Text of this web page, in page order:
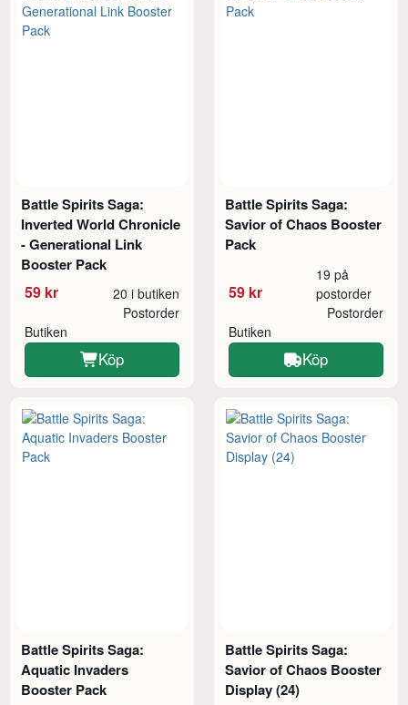
Battle Spirits Saga:
Inverted World Chronicle
- Generational Link
Booster Pack
59 kr 20 i butiken
Butiken
Postorder
Köp
Battle Spirits Saga:
Savior of Chaos Booster
Pack
59 kr
19 på
postorder
Butiken
Postorder
Köp
Battle Spirits Saga:
Aquatic Invaders
Booster Pack
Battle Spirits Saga:
Savior of Chaos Booster
Display (24)